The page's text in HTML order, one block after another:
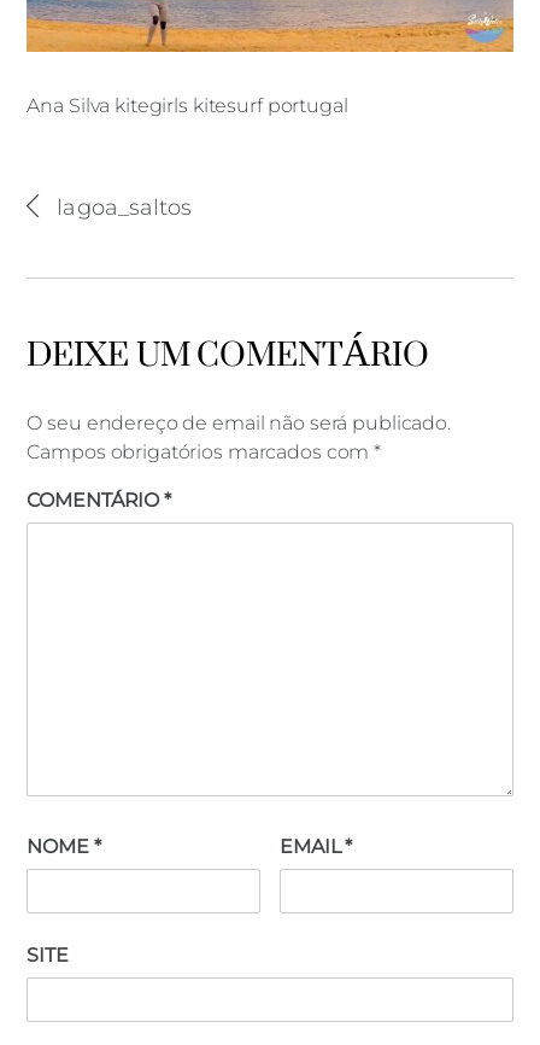
Ana Silva kitegirls kitesurf portugal
lagoa_saltos
DEIXE UM COMENTÁRIO
O seu endereço de email não será publicado.
Campos obrigatórios marcados com*
COMENTÁRIO*
NOME * EMAIL*
SITE